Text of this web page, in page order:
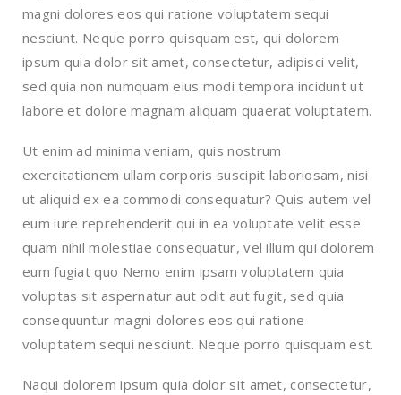
magni dolores eos qui ratione voluptatem sequi
nesciunt. Neque porro quisquam est, qui dolorem
ipsum quia dolor sit amet, consectetur, adipisci velit,
sed quia non numquam eius modi tempora incidunt ut
labore et dolore magnam aliquam quaerat voluptatem.
Ut enim ad minima veniam, quis nostrum
exercitationem ullam corporis suscipit laboriosam, nisi
ut aliquid ex ea commodi consequatur? Quis autem vel
eum iure reprehenderit qui in ea voluptate velit esse
quam nihil molestiae consequatur, vel illum qui dolorem
eum fugiat quo Nemo enim ipsam voluptatem quia
voluptas sit aspernatur aut odit aut fugit, sed quia
consequuntur magni dolores eos qui ratione
voluptatem sequi nesciunt. Neque porro quisquam est.
Naqui dolorem ipsum quia dolor sit amet, consectetur,